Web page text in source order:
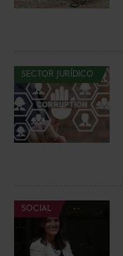
SECTOR JURÍDICO
SOCIAL